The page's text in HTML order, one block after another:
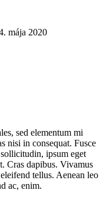
mája 2020
sed elementum mi
nisi in consequat. Fusce
ipsum eget
Cras dapibus. Vivamus
tellus. Aenean leo
ac, enim.